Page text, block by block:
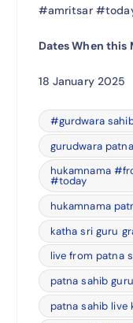
#amritsar
Dates When this
18 January 2025
#gurdwara
gurudwara
hukamnama
#today
hukamnama
katha sri guru
live from patna
patna sahib
patna sahib live